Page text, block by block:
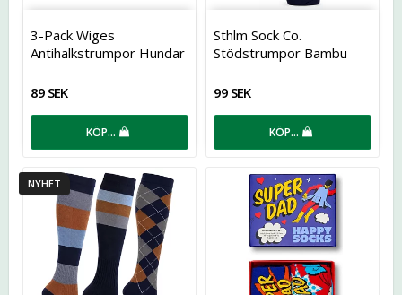
Lägg till i favoritlistan
3-Pack Wiges
Antihalkstrumpor Hundar
89 SEK
KÖP…
Sthlm Sock Co.
Stödstrumpor Bambu
99 SEK
KÖP…
NYHET